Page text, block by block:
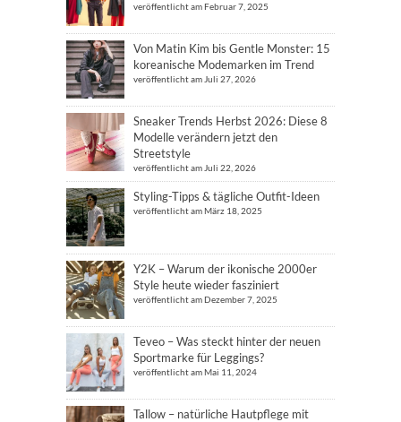
veröffentlicht am Februar 7, 2025
Von Matin Kim bis Gentle Monster: 15
koreanische Modemarken im Trend
veröffentlicht am Juli 27, 2026
Sneaker Trends Herbst 2026: Diese 8
Modelle verändern jetzt den
Streetstyle
veröffentlicht am Juli 22, 2026
Styling-Tipps & tägliche Outfit-Ideen
veröffentlicht am März 18, 2025
Y2K – Warum der ikonische 2000er
Style heute wieder fasziniert
veröffentlicht am Dezember 7, 2025
Teveo – Was steckt hinter der neuen
Sportmarke für Leggings?
veröffentlicht am Mai 11, 2024
Tallow – natürliche Hautpflege mit